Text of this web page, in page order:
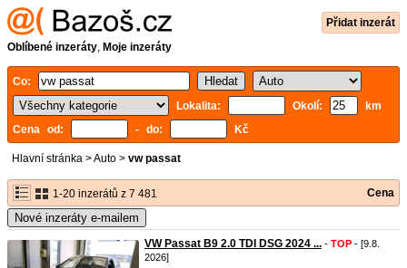
Přidat inzerát
Oblíbené inzeráty, Moje inzeráty
Co:
Lokalita:
Okolí:
km
Cena od:
- do: Kč
Hlavní stránka >Auto > vw passat
1-20 inzerátů z 7 481 Cena
Nové inzeráty e-mailem
VW Passat B9 2.0 TDI DSG 2024 ... - TOP - [9.8.
2026]